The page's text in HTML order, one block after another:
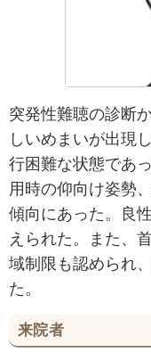
突発性難聴の診断
しいめまいが出現
行困難な状態であ
用時の仰向け姿勢
傾向にあった。良
えられた。また、
域制限も認められ
た。
来院者